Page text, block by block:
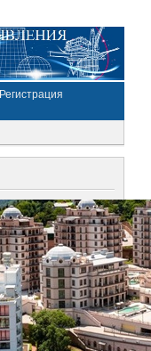
Регистрация